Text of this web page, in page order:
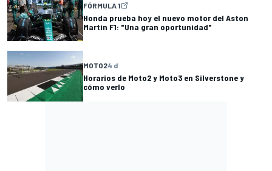
FÓRMULA 1
Honda prueba hoy el nuevo motor del Aston
Martin F1: "Una gran oportunidad"
MOTO24 d
Horarios de Moto2 y Moto3 en Silverstone y
cómo verlo